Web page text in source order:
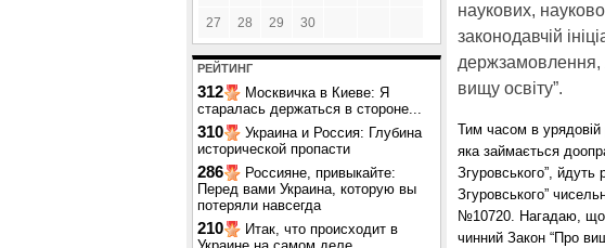
27 28 29 30
РЕЙТИНГ
312
Москвичка в Киеве: Я
старалась держаться в стороне...
310
Украина и Россия: Глубина
исторической пропасти
286
Россияне, привыкайте:
Перед вами Украина, которую вы
потеряли навсегда
210
Итак, что происходит в
наукових,
законодавчій
держзамовлення,
вищу освіту”.
Тим часом в урядовій
яка займається
Згуровського”,
Згуровського”
№10720. Нагадаю, що
чинний Закон “Про